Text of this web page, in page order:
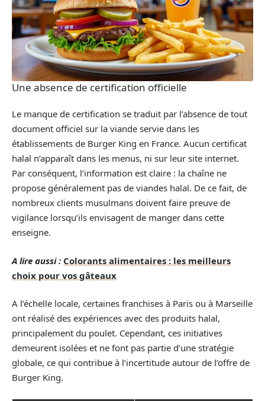
Une absence de certification officielle
Le manque de certification se traduit par l’absence de tout
document officiel sur la viande servie dans les
établissements de Burger King en France. Aucun certificat
halal n’apparaît dans les menus, ni sur leur site internet.
Par conséquent, l’information est claire : la chaîne ne
propose généralement pas de viandes halal. De ce fait, de
nombreux clients musulmans doivent faire preuve de
vigilance lorsqu’ils envisagent de manger dans cette
enseigne.
A lire aussi : Colorants alimentaires : les meilleurs
choix pour vos gâteaux
A l’échelle locale, certaines franchises à Paris ou à Marseille
ont réalisé des expériences avec des produits halal,
principalement du poulet. Cependant, ces initiatives
demeurent isolées et ne font pas partie d’une stratégie
globale, ce qui contribue à l’incertitude autour de l’offre de
Burger King.